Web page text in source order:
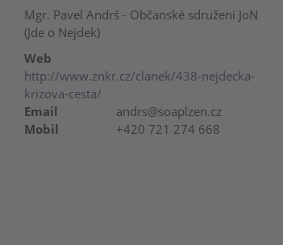
Mgr. Pavel Andrš - Občanské sdružení JoN
(Jde o Nejdek)
Web
http://www.znkr.cz/clanek/438-nejdecka-
krizova-cesta/
Email
andrs@soaplzen.cz
Mobil
+420 721 274 668